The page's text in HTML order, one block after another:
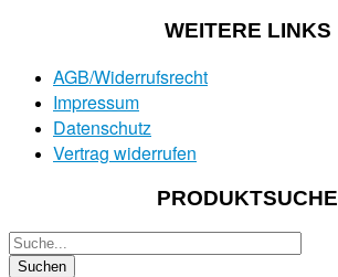
WEITERE LINKS
AGB/Widerrufsrecht
Impressum
Datenschutz
Vertrag widerrufen
PRODUKTSUCHE